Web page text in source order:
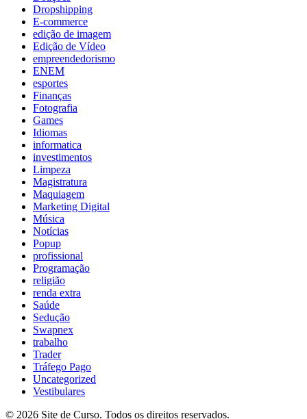
Dropshipping
E-commerce
edição de imagem
Edição de Vídeo
empreendedorismo
ENEM
esportes
Finanças
Fotografia
Games
Idiomas
informatica
investimentos
Limpeza
Magistratura
Maquiagem
Marketing Digital
Música
Notícias
Popup
profissional
Programação
religião
renda extra
Saúde
Sedução
Swapnex
trabalho
Trader
Tráfego Pago
Uncategorized
Vestibulares
© 2026 Site de Curso. Todos os direitos reservados.